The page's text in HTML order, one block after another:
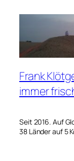
Frank
immer
Seit 2016. Auf
38 Länder auf 5